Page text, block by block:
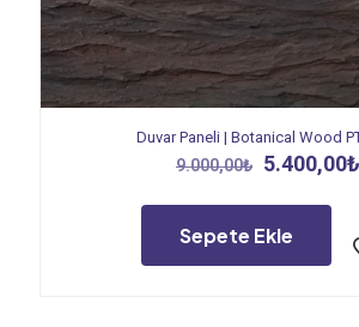
Duvar Paneli | Botanical Wood
9.000,00₺ Orijinal
9.000,00₺.
5.400,00₺
Sepete Ekle